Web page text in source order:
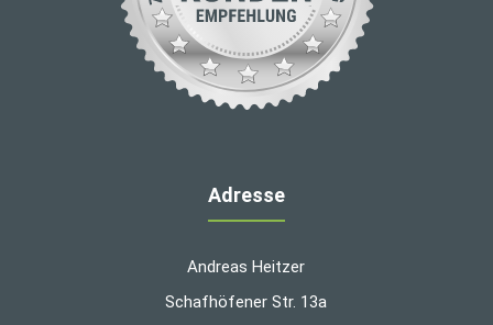
Adresse
Andreas Heitzer
Schafhöfener Str. 13a